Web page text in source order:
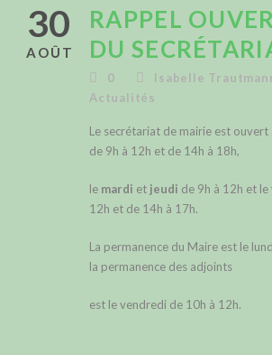
30
AOÛT
RAPPEL
DU
0
Isabelle
Actualités
Le secrétariat de mairie est ouvert
de 9h à 12h et de 14h à 18h,
le mardi et jeudi de 9h à 12h et le
12h et de 14h à 17h.
La permanence du Maire est le
la permanence des adjoints
est le vendredi de 10h à 12h.